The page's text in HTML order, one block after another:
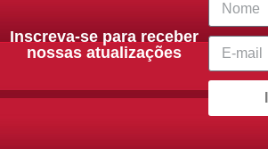
Inscreva-se para receber
nossas atualizações